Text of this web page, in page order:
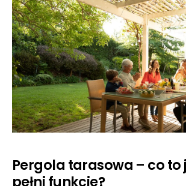
Pergola tarasowa – co to
pełni funkcje?